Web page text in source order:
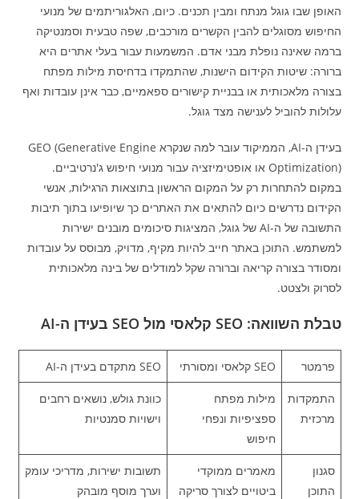
האופן שבו גוגל מנתח ומבין תכנים. כיום, האלגוריתמים של מנועי
החיפוש מסוגלים להבין הקשרים מורכבים, שפה טבעית וסמנטיקה
ברמה שאינה נופלת מבני אדם. המשמעות עבור בעלי אתרים היא
ברורה: שיטות הקידום הישנות, שהתמקדו בדחיסת מילות מפתח
בצורה מלאכותית או בבניית קישורים ספאמיים, כבר אינן עובדות ואף
עלולות להוביל לענישה מצד גוגל.
בעידן ה-AI, הממיקוד עובר למה שנקרא GEO (Generative Engine
Optimization) או אופטימיזציה עבור מנועי חיפוש ג'נרטיביים.
במקום להתחרות רק על המקום הראשון בתוצאות הרגילות, אנשי
הקידום נדרשים כיום להתאים את האתרים כך שיופיעו בתוך תיבות
התשובה של ה-AI של גוגל, המציגות סיכומים מובנים ישירות
למשתמש. התוכן באתר חייב להיות מקיף, מדויק, מבוסס על עובדות
ומסודר בצורה קריאה וברורה שקל למודלים של בינה מלאכותית
לסרוק ולצטט.
טבלת השוואה: SEO קלאסי מול SEO בעידן ה-AI
פרמטר SEO קלאסי ומסורתי SEO מתקדם בעידן ה-AI
התמקדות
מרכזית
מילות מפתח
ספציפיות ונפחי
חיפוש
כוונת גולש, נושאים רחבים
וישויות סמנטיות
סגנון
התוכן
מאמרים ממוקדי
ביטויים לצורך סריקה
תשובות ישירות, מדריכי עומק
וערך מוסף מובהק